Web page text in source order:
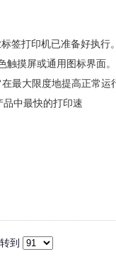
签打印机已准备好执行。
触摸屏或通用图标界面
最大限度地提高正常运
中最快的打印速
转到